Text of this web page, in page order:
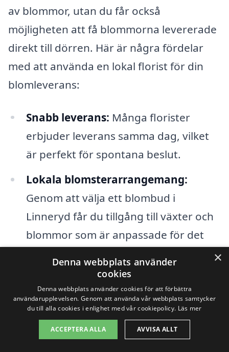
av blommor, utan du får också
möjligheten att få blommorna levererade
direkt till dörren. Här är några fördelar
med att använda en lokal florist för din
blomleverans:
Snabb leverans: Många florister
erbjuder leverans samma dag, vilket
är perfekt för spontana beslut.
Lokala blomsterarrangemang:
Genom att välja ett blombud i
Linneryd får du tillgång till växter och
blommor som är anpassade för det
Personlig service:Många lokala
florister kan erbjuda skräddarsydda
arrangemang baserat på dina
specifika behov och önskemål.
×
Denna webbplats använder
cookies
Denna webbplats använder cookies för att förbättra
användarupplevelsen. Genom att använda vår webbplats samtycker
du till alla cookies i enlighet med vår cookiepolicy. Läs mer
ACCEPTERA ALLA AVVISA ALLT